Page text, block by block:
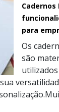
Cadernos
para
Os
são